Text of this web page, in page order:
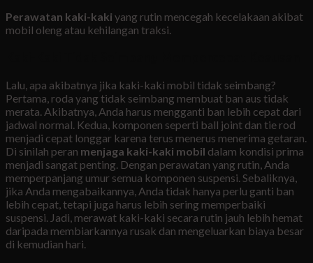
Perawatan kaki-kaki yang rutin mencegah kecelakaan akibat
mobil oleng atau kehilangan traksi.
Lalu, apa akibatnya jika kaki-kaki mobil tidak seimbang?
Pertama, roda yang tidak seimbang membuat ban aus tidak
merata. Akibatnya, Anda harus mengganti ban lebih cepat dari
jadwal normal. Kedua, komponen seperti ball joint dan tie rod
menjadi cepat longgar karena terus menerus menerima getaran.
Di sinilah peran menjaga kaki-kaki mobil dalam kondisi prima
menjadi sangat penting. Dengan perawatan yang rutin, Anda
memperpanjang umur semua komponen suspensi. Sebaliknya,
jika Anda mengabaikannya, Anda tidak hanya perlu ganti ban
lebih cepat, tetapi juga harus lebih sering memperbaiki
suspensi. Jadi, merawat kaki-kaki secara rutin jauh lebih hemat
daripada membiarkannya rusak dan mengeluarkan biaya besar
di kemudian hari.